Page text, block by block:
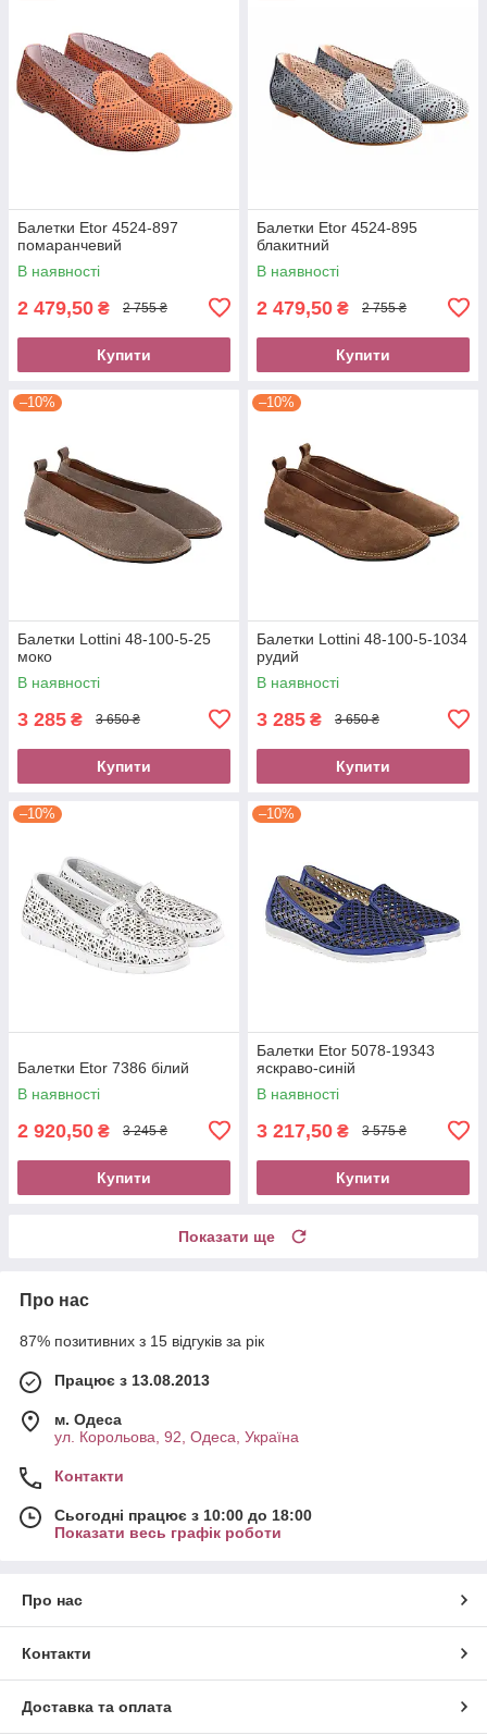
Балетки Etor 4524-897
помаранчевий
В наявності
2 479,50 ₴ 2 755 ₴
Купити
Балетки Etor 4524-895
блакитний
В наявності
2 479,50 ₴ 2 755 ₴
Купити
–10%
Балетки Lottini 48-100-5-25
моко
В наявності
3 285 ₴ 3 650 ₴
Купити
–10%
Балетки Lottini 48-100-5-1034
рудий
В наявності
3 285 ₴ 3 650 ₴
Купити
–10%
Балетки Etor 7386 білий
В наявності
2 920,50 ₴ 3 245 ₴
Купити
–10%
Балетки Etor 5078-19343
яскраво-синій
В наявності
3 217,50 ₴ 3 575 ₴
Купити
Показати ще
Про нас
87% позитивних з 15 відгуків за рік
Працює з 13.08.2013
м. Одеса
ул. Корольова, 92, Одеса, Україна
Контакти
Сьогодні працює з 10:00 до 18:00
Показати весь графік роботи
Про нас
Контакти
Доставка та оплата